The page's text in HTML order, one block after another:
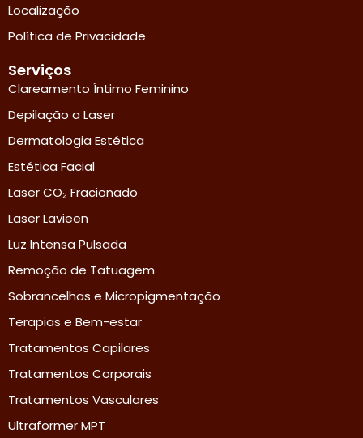
Localização
Política de Privacidade
Serviços
Clareamento Íntimo Feminino
Depilação a Laser
Dermatologia Estética
Estética Facial
Laser CO₂ Fracionado
Laser Lavieen
Luz Intensa Pulsada
Remoção de Tatuagem
Sobrancelhas e Micropigmentação
Terapias e Bem-estar
Tratamentos Capilares
Tratamentos Corporais
Tratamentos Vasculares
Ultraformer MPT